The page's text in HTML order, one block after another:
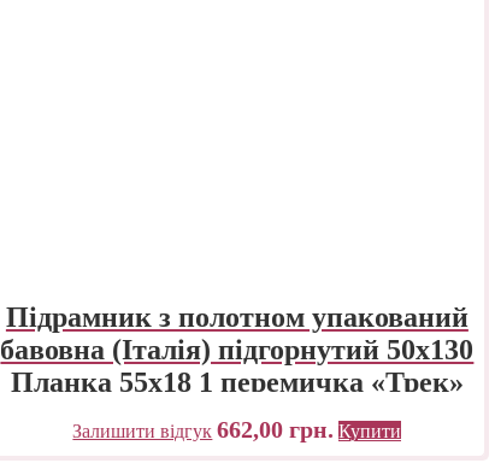
Підрамник з полотном упакований
бавовна (Італія) підгорнутий 50х130
Планка 55х18 1 перемичка «Трек»
Україна
Залишити відгук 662,00грн. Купити